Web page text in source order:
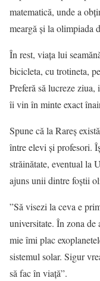
matematică, unde a
meargă și la olimpiada
În rest, viața lui
bicicleta, cu trotineta,
Preferă să lucreze
îi vin în minte exact
Spune că la Rareș
între elevi și profesori.
străinătate, eventual la
ajuns unii dintre foștii
”Să visezi la ceva e
universitate. În zona
mie îmi plac
sistemul solar. Sigur
să fac în viață”.